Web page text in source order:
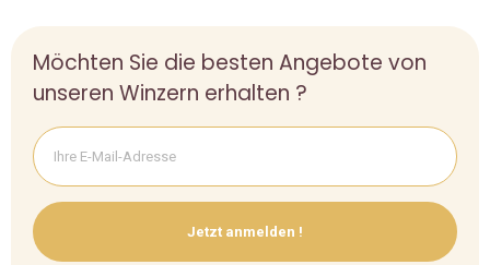
Möchten Sie die besten Angebote von
unseren Winzern erhalten ?
Jetzt anmelden !